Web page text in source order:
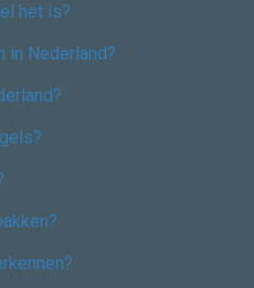
het is?
in Nederland?